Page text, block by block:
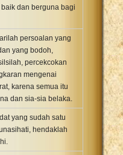
dan berguna bagi
persoalan yang
yang bodoh,
percekcokan
mengenai
karena semua itu
dan sia-sia belaka.
yang sudah satu
hendaklah